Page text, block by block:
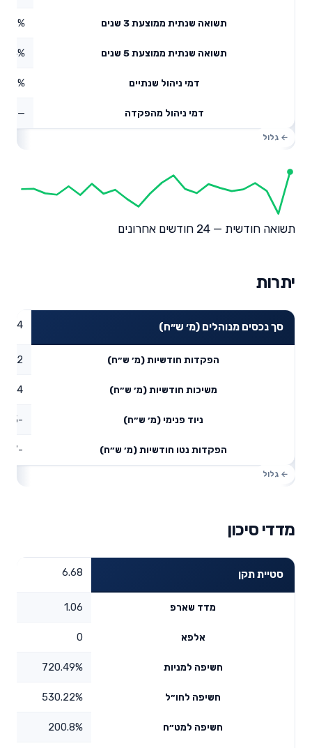
תשואה שנתית ממוצעת 3 שנים
תשואה שנתית ממוצעת 5 שנים
דמי ניהול שנתיים
דמי ניהול מהפקדה —
תשואה חודשית — 24 חודשים אחרונים
יתרות
סך נכסים מנוהלים (מ׳ ש״ח)
הפקדות חודשיות (מ׳ ש״ח) 1.52
משיכות חודשיות (מ׳ ש״ח) 2.14
ניוד פנימי (מ׳ ש״ח) -7.75
הפקדות נטו חודשיות (מ׳ ש״ח) -8.37
מדדי סיכון
סטיית תקן 6.68
מדד שארפ 1.06
אלפא 0
חשיפה למניות 720.49%
חשיפה לחו״ל 530.22%
חשיפה למט״ח 200.8%